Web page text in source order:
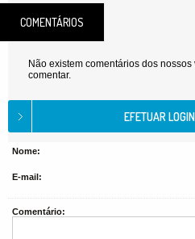
COMENTÁRIOS
Não existem comentários dos
comentar.
Nome:
E-mail:
Comentário: